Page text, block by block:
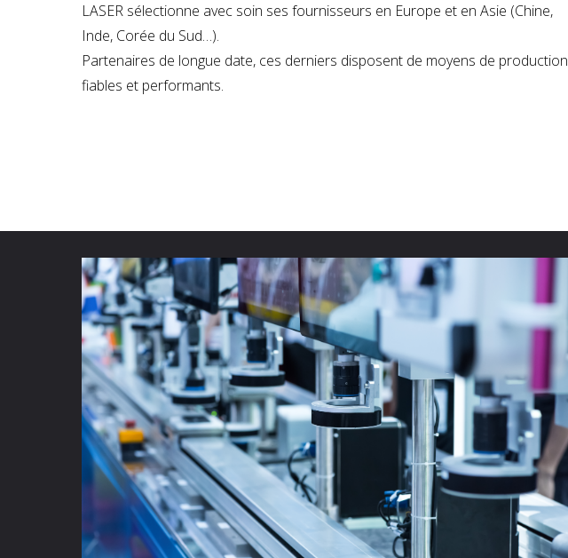
LASER sélectionne avec soin ses fournisseurs en Europe et en Asie (Chine,
Inde, Corée du Sud…).
Partenaires de longue date, ces derniers disposent de moyens de production
fiables et performants.